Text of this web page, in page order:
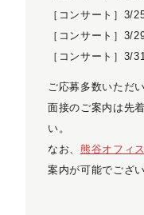
［コンサート］
［コンサート］
［コンサート］
ご応募多数いただ
面接のご案内は先
い。
なお、 熊谷オフィス
案内が可能でござい